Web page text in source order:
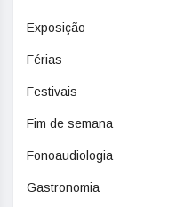
Exposição
Férias
Festivais
Fim de semana
Fonoaudiologia
Gastronomia